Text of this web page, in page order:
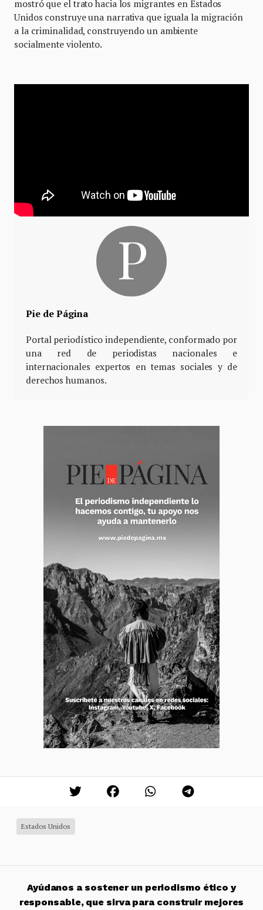
mostró que el trato hacia los migrantes en Estados
Unidos construye una narrativa que iguala la migración
a la criminalidad, construyendo un ambiente
socialmente violento.
Pie de Página
Portal periodístico independiente, conformado por
una red de periodistas nacionales e
internacionales expertos en temas sociales y de
derechos humanos.
Estados Unidos
Ayúdanos a sostener un periodismo ético y
responsable, que sirva para construir mejores